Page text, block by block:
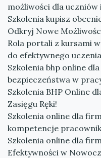
możliwości dla uczniów
Szkolenia kupisz
Odkryj Nowe
Rola portali z kursami
do efektywnego
Szkolenia bhp online
bezpieczeństwa w
Szkolenia BHP Online
Zasięgu Ręki!
Szkolenia online dla
kompetencje
Szkolenia online dla
Efektywności w